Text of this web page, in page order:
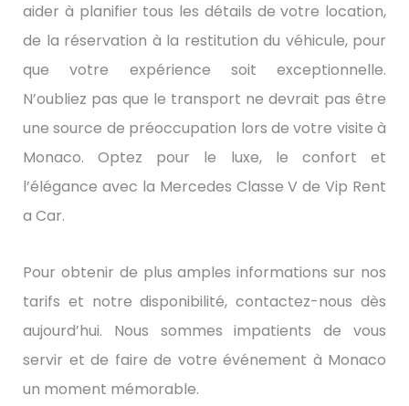
aider à planifier tous les détails de votre location,
de la réservation à la restitution du véhicule, pour
que votre expérience soit exceptionnelle.
N’oubliez pas que le transport ne devrait pas être
une source de préoccupation lors de votre visite à
Monaco. Optez pour le luxe, le confort et
l’élégance avec la Mercedes Classe V de Vip Rent
a Car.
Pour obtenir de plus amples informations sur nos
tarifs et notre disponibilité, contactez-nous dès
aujourd’hui. Nous sommes impatients de vous
servir et de faire de votre événement à Monaco
un moment mémorable.